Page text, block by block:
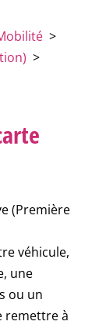
>
>
(Première
véhicule,
une
ou un
remettre à